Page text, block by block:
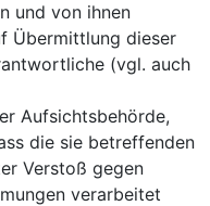
und von ihnen
Übermittlung dieser
(vgl. auch
Aufsichtsbehörde,
die sie betreffenden
Verstoß gegen
verarbeitet